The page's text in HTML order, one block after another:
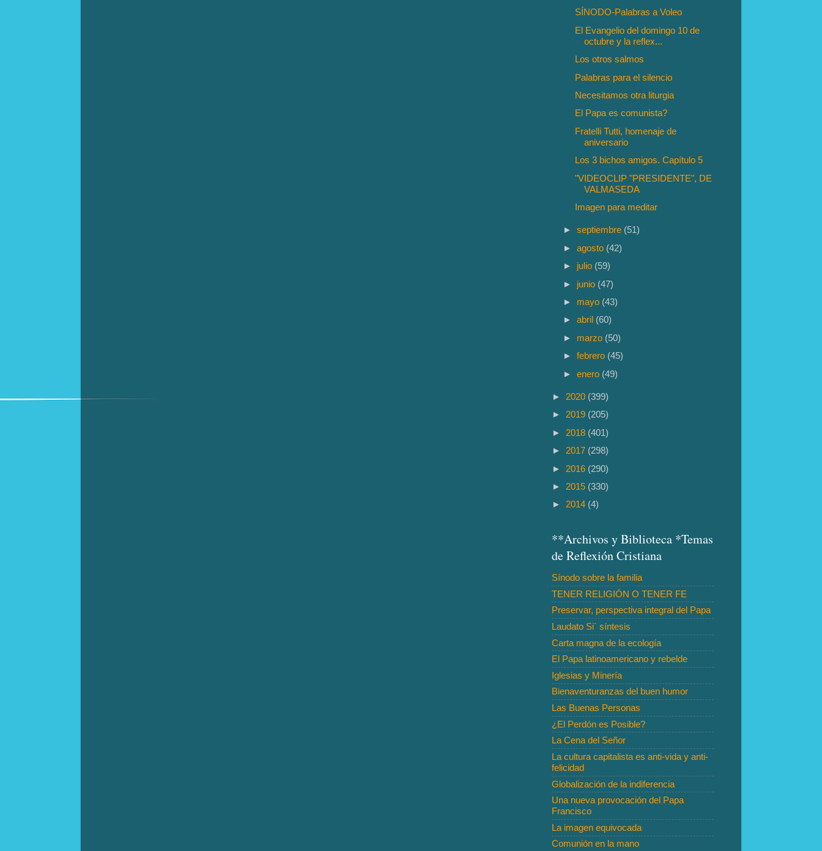
SÍNODO-Palabras a Voleo
El Evangelio del domingo 10 de
octubre y la reflex...
Los otros salmos
Palabras para el silencio
Necesitamos otra liturgia
El Papa es comunista?
Fratelli Tutti, homenaje de
aniversario
Los 3 bichos amigos. Capítulo 5
"VIDEOCLIP "PRESIDENTE", DE
VALMASEDA
Imagen para meditar
►septiembre (51)
►agosto (42)
► julio (59)
► junio (47)
► mayo (43)
►abril (60)
► marzo (50)
►febrero (45)
►enero (49)
► 2020 (399)
► 2019 (205)
► 2018 (401)
► 2017 (298)
► 2016 (290)
► 2015 (330)
► 2014 (4)
**Archivos y Biblioteca *Temas
de Reflexión Cristiana
Sínodo sobre la familia
TENER RELIGIÓN O TENER FE
Preservar, perspectiva integral del Papa
Laudato Si´ síntesis
Carta magna de la ecología
El Papa latinoamericano y rebelde
Iglesias y Minería
Bienaventuranzas del buen humor
Las Buenas Personas
¿El Perdón es Posible?
La Cena del Señor
La cultura capitalista es anti-vida y anti-
felicidad
Globalización de la indiferencia
Una nueva provocación del Papa
Francisco
La imagen equivocada
Comunión en la mano